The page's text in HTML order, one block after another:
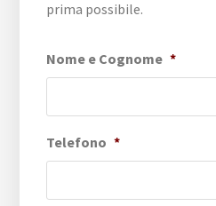
prima possibile.
Nome e Cognome *
Telefono *